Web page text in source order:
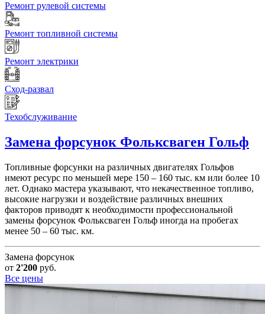
Ремонт рулевой системы
Ремонт топливной системы
Ремонт электрики
Сход-развал
Техобслуживание
Замена форсунок Фольксваген Гольф
Топливные форсунки на различных двигателях Гольфов
имеют ресурс по меньшей мере 150 – 160 тыс. км или более 10
лет. Однако мастера указывают, что некачественное топливо,
высокие нагрузки и воздействие различных внешних
факторов приводят к необходимости профессиональной
замены форсунок Фольксваген Гольф иногда на пробегах
менее 50 – 60 тыс. км.
Замена форсунок
от 2'200 руб.
Все цены